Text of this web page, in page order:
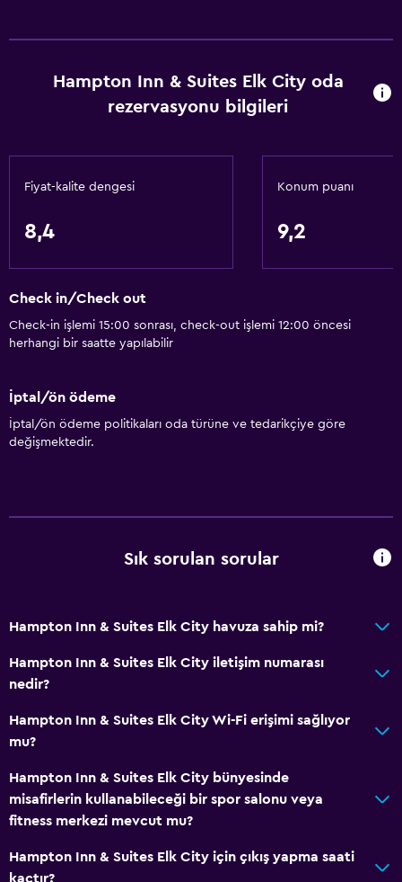
Artırılmış erişilebilirlik
Özel Sigara İçilir Alan
Aile odaları
Telefon
Oturma alanı
Gizlilik perdesi
Temel özellikler
İnternet
Ücretsiz tuvalet malzemeleri
Radyo
Kablo veya Uydu TV
Düz ekran TV
Televizyon
Çay/kahve makinesi
Buzdolabı
Kahve makinesi
Hampton Inn & Suites Elk City oda
rezervasyonu bilgileri
Fiyat-kalite dengesi
8,4
Konum puanı
9,2
Check in/Check out
Check-in işlemi 15:00 sonrası, check-out işlemi 12:00 öncesi
herhangi bir saatte yapılabilir
İptal/ön ödeme
İptal/ön ödeme politikaları oda türüne ve tedarikçiye göre
değişmektedir.
Sık sorulan sorular
Hampton Inn & Suites Elk City havuza sahip mi?
Hampton Inn & Suites Elk City iletişim numarası
nedir?
Hampton Inn & Suites Elk City Wi-Fi erişimi sağlıyor
mu?
Hampton Inn & Suites Elk City bünyesinde
misafirlerin kullanabileceği bir spor salonu veya
fitness merkezi mevcut mu?
Hampton Inn & Suites Elk City için çıkış yapma saati
kaçtır?